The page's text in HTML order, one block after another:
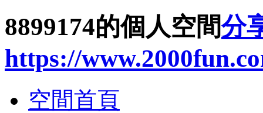
8899174的個人空間分
https://
空間首頁